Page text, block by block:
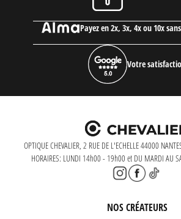
Payez en 2x, 3x, 4x ou 10x
Votre
OPTIQUE CHEVALIER, 2 RUE DE L'ECHELLE 44000
HORAIRES: LUNDI 14h00 - 19h00 et DU MARDI AU
NOS CRÉATEURS